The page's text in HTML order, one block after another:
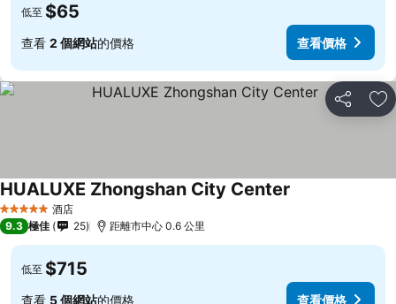
低至 $65
查看 2 個網站的價格 查看價格
分享 放
5 星級 酒店
HUALUXE Zhongshan City Center
9.3 極佳 25 距離市中心 0.6 公里
低至 $715
查看 5 個網站的價格 查看價格